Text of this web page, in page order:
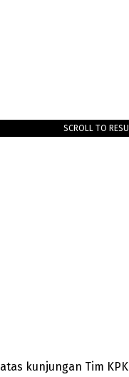
SCROLL TO
kunjungan Tim